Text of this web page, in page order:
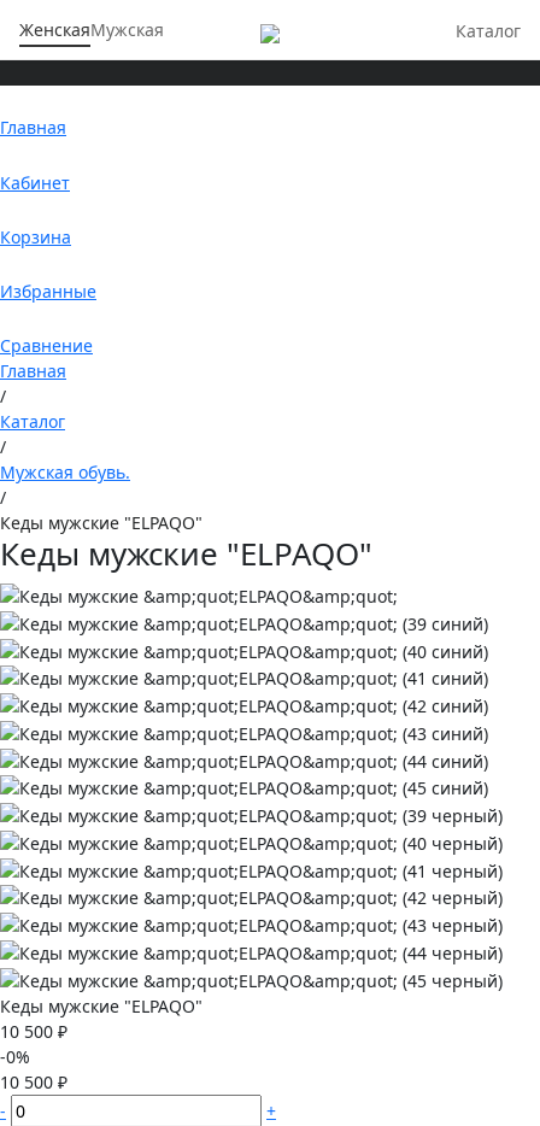
ЖенскаяМужская Каталог
Главная
Кабинет
Корзина
Избранные
Сравнение
Главная
/
Каталог
/
Мужская обувь.
/
Кеды мужские "ELPAQO"
Кеды мужские "ELPAQO"
Кеды мужские "ELPAQO"
10 500 ₽
-0%
10 500 ₽
-
+